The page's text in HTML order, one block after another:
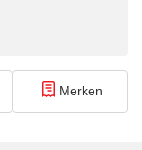
Merken